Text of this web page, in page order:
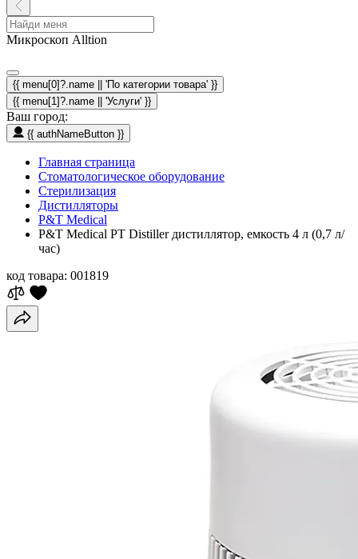
Микроскоп Alltion
{{ menu[0]?.name || 'По категории товара' }}
{{ menu[1]?.name || 'Услуги' }}
Ваш город:
{{ authNameButton }}
Главная страница
Стоматологическое оборудование
Стерилизация
Дистилляторы
P&T Medical
P&T Medical PT Distiller дистиллятор, емкость 4 л (0,7 л/
час)
код товара: 001819